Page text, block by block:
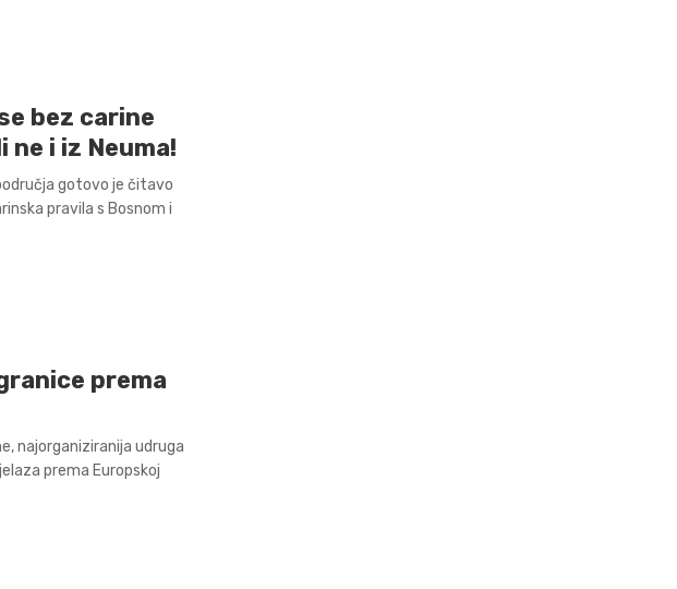
bez carine
i iz Neuma!
gotovo je čitavo
pravila s Bosnom i
prema
najorganiziranija udruga
prema Europskoj